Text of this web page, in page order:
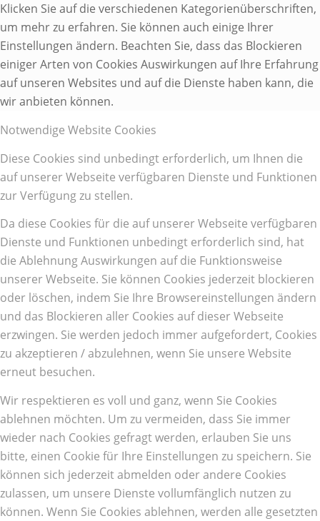
Klicken Sie auf die verschiedenen Kategorienüberschriften,
um mehr zu erfahren. Sie können auch einige Ihrer
Einstellungen ändern. Beachten Sie, dass das Blockieren
einiger Arten von Cookies Auswirkungen auf Ihre Erfahrung
auf unseren Websites und auf die Dienste haben kann, die
wir anbieten können.
Notwendige Website Cookies
Diese Cookies sind unbedingt erforderlich, um Ihnen die
auf unserer Webseite verfügbaren Dienste und Funktionen
zur Verfügung zu stellen.
Da diese Cookies für die auf unserer Webseite verfügbaren
Dienste und Funktionen unbedingt erforderlich sind, hat
die Ablehnung Auswirkungen auf die Funktionsweise
unserer Webseite. Sie können Cookies jederzeit blockieren
oder löschen, indem Sie Ihre Browsereinstellungen ändern
und das Blockieren aller Cookies auf dieser Webseite
erzwingen. Sie werden jedoch immer aufgefordert, Cookies
zu akzeptieren / abzulehnen, wenn Sie unsere Website
erneut besuchen.
Wir respektieren es voll und ganz, wenn Sie Cookies
ablehnen möchten. Um zu vermeiden, dass Sie immer
wieder nach Cookies gefragt werden, erlauben Sie uns
bitte, einen Cookie für Ihre Einstellungen zu speichern. Sie
können sich jederzeit abmelden oder andere Cookies
zulassen, um unsere Dienste vollumfänglich nutzen zu
können. Wenn Sie Cookies ablehnen, werden alle gesetzten